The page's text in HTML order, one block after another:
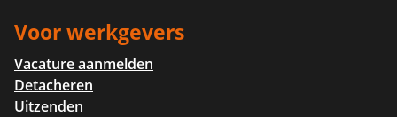
Voor werkgevers
Vacature aanmelden
Detacheren
Uitzenden